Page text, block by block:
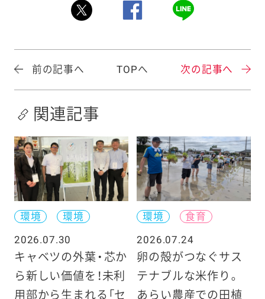
前の記事へ TOPへ 次の記事へ
関連記事
環境
環境
2026.07.30
キャベツの外葉・芯か
ら新しい価値を！未利
用部から生まれる「セ
環境
食育
2026.07.24
卵の殻がつなぐサス
テナブルな米作り。
あらい農産での田植